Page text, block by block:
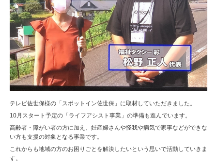
テレビ佐世保様の「スポットイン佐世保」に取材していただきました。
10月スタート予定の「ライフアシスト事業」の準備も進んでいます。
高齢者・障がい者の方に加え、妊産婦さんや怪我や病気で家事などができな
い方も支援の対象となる事業です。
これからも地域の方のお困りごとを解決したいという思いで活動していきま
す。